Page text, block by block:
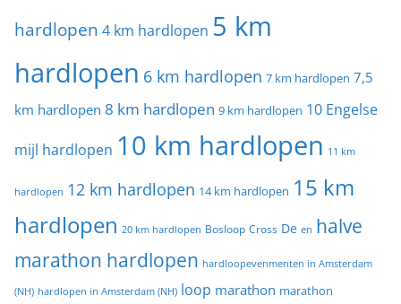
hardlopen 4 km hardlopen 5 km
hardlopen 6 km hardlopen 7 km hardlopen 7,5
km hardlopen 8 km hardlopen 9 km hardlopen 10 Engelse
mijl hardlopen 10 km hardlopen 11 km
hardlopen 12 km hardlopen 14 km hardlopen 15 km
hardlopen 20 km hardlopen Bosloop Cross De en halve
marathon hardlopen hardloopevenmenten in Amsterdam
(NH) hardlopen in Amsterdam (NH) loop marathon marathon